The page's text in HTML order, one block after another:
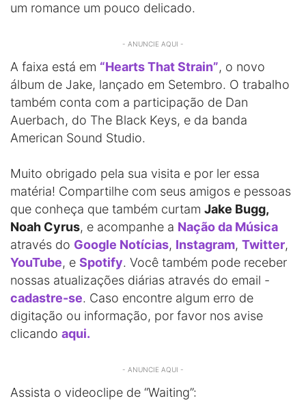
um romance um pouco delicado.
- ANUNCIE AQUI -
A faixa está em “Hearts That Strain”, o novo
álbum de Jake, lançado em Setembro. O trabalho
também conta com a participação de Dan
Auerbach, do The Black Keys, e da banda
American Sound Studio.
Muito obrigado pela sua visita e por ler essa
matéria! Compartilhe com seus amigos e pessoas
que conheça que também curtam Jake Bugg,
Noah Cyrus, e acompanhe a Nação da Música
através do Google Notícias, Instagram, Twitter,
YouTube, e Spotify. Você também pode receber
nossas atualizações diárias através do email -
cadastre-se. Caso encontre algum erro de
digitação ou informação, por favor nos avise
clicando aqui.
- ANUNCIE AQUI -
Assista o videoclipe de “Waiting”: